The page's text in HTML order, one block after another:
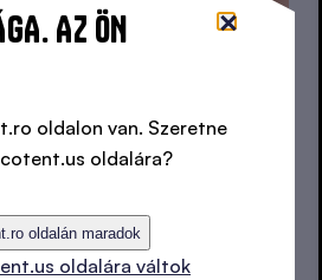
AZ ÖN
oldalon van. Szeretne
oldalára?
oldalán maradok
oldalára váltok